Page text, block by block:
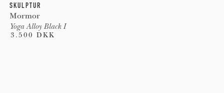
SKULPTUR
Mormor
Yoga Alloy Black I
3.500 DKK